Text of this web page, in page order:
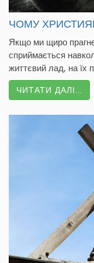
ЧОМУ
Якщо ми щиро
сприймається
життєвий лад, на їх
ЧИТАТИ ДАЛІ…